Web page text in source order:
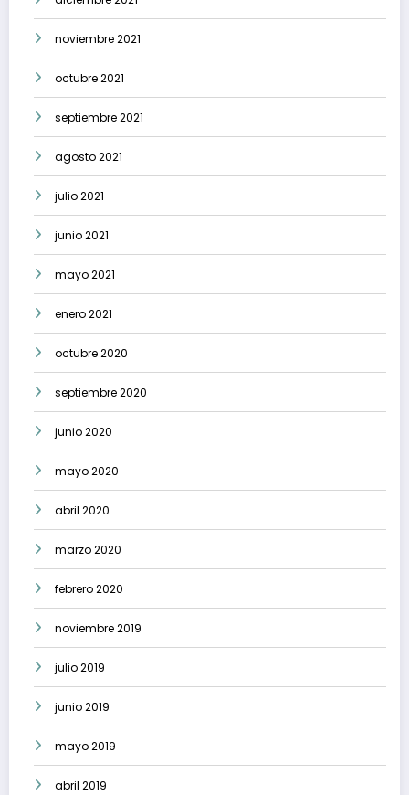
noviembre 2021
octubre 2021
septiembre 2021
agosto 2021
julio 2021
junio 2021
mayo 2021
enero 2021
octubre 2020
septiembre 2020
junio 2020
mayo 2020
abril 2020
marzo 2020
febrero 2020
noviembre 2019
julio 2019
junio 2019
mayo 2019
abril 2019